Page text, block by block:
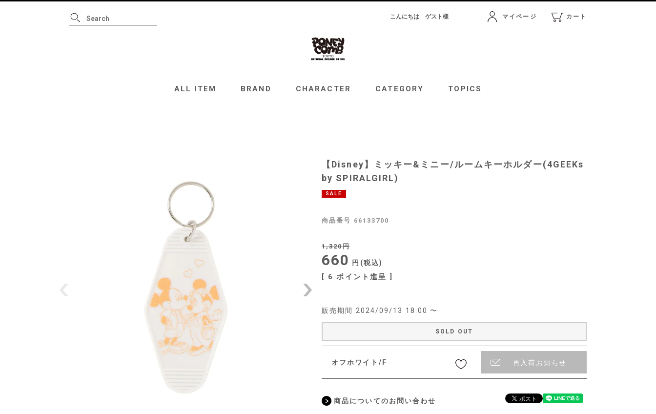
こんにちはゲスト様 マイページ カート
ALL ITEM BRAND CHARACTER CATEGORY TOPICS
ALL ITEM
【Disney】ミッキー&ミニー/ルームキーホルダー(4GEEKs
by SPIRALGIRL)
SALE
商品番号 66133700
1,320
660 税込
[ 6 ポイント進呈 ]
販売期間 2024/09/13 18:00 〜
SOLD OUT
オフホワイト/F 再入荷お知らせ
商品についてのお問い合わせ